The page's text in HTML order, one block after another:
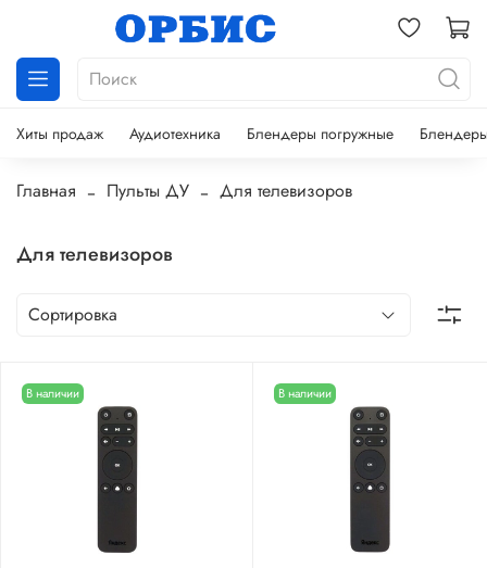
Хиты продаж Аудиотехника Блендеры погружные
Главная Пульты ДУ Для телевизоров
Для телевизоров
В наличии В наличии